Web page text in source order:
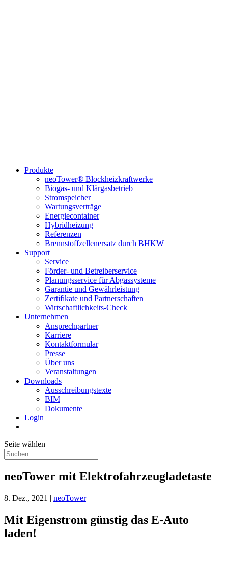
Produkte
neoTower® Blockheizkraftwerke
Biogas- und Klärgasbetrieb
Stromspeicher
Wartungsverträge
Energiecontainer
Hybridheizung
Referenzen
Brennstoffzellenersatz durch BHKW
Support
Service
Förder- und Betreiberservice
Planungsservice für Abgassysteme
Garantie und Gewährleistung
Zertifikate und Partnerschaften
Wirtschaftlichkeits-Check
Unternehmen
Ansprechpartner
Karriere
Kontaktformular
Presse
Über uns
Veranstaltungen
Downloads
Ausschreibungstexte
BIM
Dokumente
Login
Seite wählen
neoTower mit Elektrofahrzeugladetaste
8. Dez., 2021 | neoTower
Mit Eigenstrom günstig das E-Auto
laden!